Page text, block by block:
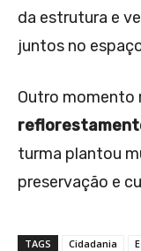
da estrutura e
juntos no
Outro momento
turma plantou
preservação e
TAGS Cidadania